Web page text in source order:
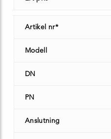
Artikel nr*
Modell
DN
PN
Anslutning